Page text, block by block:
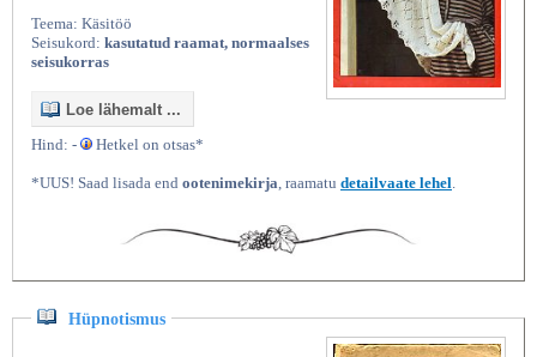
Teema: Käsitöö
Seisukord: kasutatud raamat, normaalses
seisukorras
Loe lähemalt ...
Hind: -
Hetkel on otsas*
*UUS! Saad lisada end ootenimekirja , raamatu detailvaate lehel
Hüpnotismus